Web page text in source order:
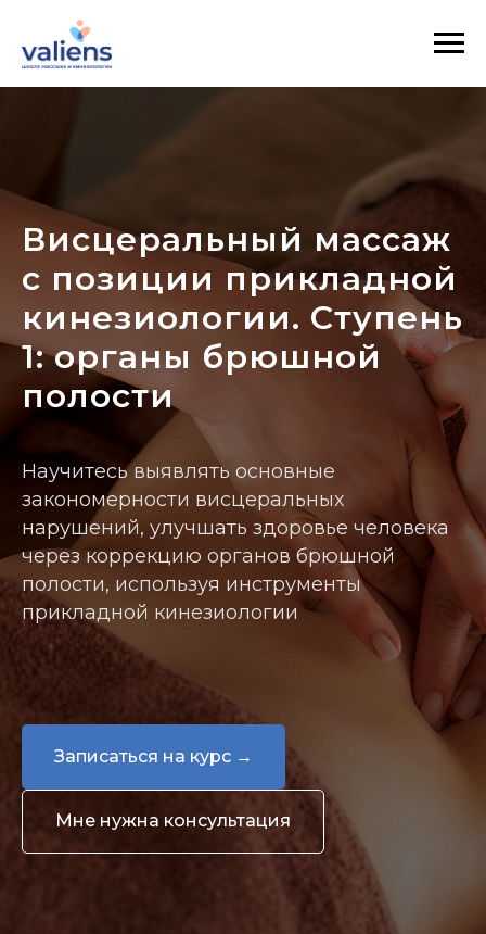
Висцеральный массаж
с позиции прикладной
кинезиологии. Ступень
1: органы брюшной
полости
Научитесь выявлять основные
закономерности висцеральных
нарушений, улучшать здоровье человека
через коррекцию органов брюшной
полости, используя инструменты
прикладной кинезиологии
Записаться на курс →
Мне нужна консультация